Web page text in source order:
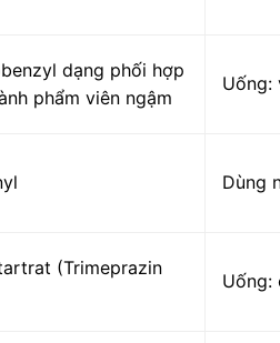
dạng phối hợp
phẩm viên ngậm
Uống:
Dùng
(Trimeprazin
Uống: